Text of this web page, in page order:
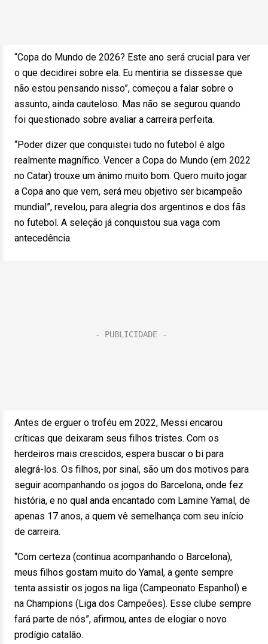
“Copa do Mundo de 2026? Este ano será crucial para ver
o que decidirei sobre ela. Eu mentiria se dissesse que
não estou pensando nisso”, começou a falar sobre o
assunto, ainda cauteloso. Mas não se segurou quando
foi questionado sobre avaliar a carreira perfeita.
“Poder dizer que conquistei tudo no futebol é algo
realmente magnífico. Vencer a Copa do Mundo (em 2022
no Catar) trouxe um ânimo muito bom. Quero muito jogar
a Copa ano que vem, será meu objetivo ser bicampeão
mundial”, revelou, para alegria dos argentinos e dos fãs
no futebol. A seleção já conquistou sua vaga com
antecedência.
Antes de erguer o troféu em 2022, Messi encarou
críticas que deixaram seus filhos tristes. Com os
herdeiros mais crescidos, espera buscar o bi para
alegrá-los. Os filhos, por sinal, são um dos motivos para
seguir acompanhando os jogos do Barcelona, onde fez
história, e no qual anda encantado com Lamine Yamal, de
apenas 17 anos, a quem vê semelhança com seu início
de carreira.
“Com certeza (continua acompanhando o Barcelona),
meus filhos gostam muito do Yamal, a gente sempre
tenta assistir os jogos na liga (Campeonato Espanhol) e
na Champions (Liga dos Campeões). Esse clube sempre
fará parte de nós”, afirmou, antes de elogiar o novo
prodígio catalão.